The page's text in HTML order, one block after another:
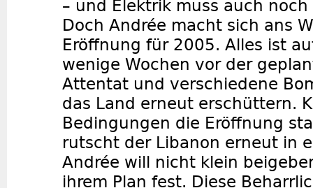
– und Elektrik muss auch
Doch Andrée macht sich ans
Eröffnung für 2005. Alles ist
wenige Wochen vor der
Attentat und verschiedene
das Land erneut erschüttern.
Bedingungen die Eröffnung
rutscht der Libanon erneut in
Andrée will nicht klein
ihrem Plan fest. Diese